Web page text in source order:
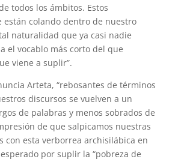
todos los ámbitos. Estos
están colando dentro de nuestro
naturalidad que ya casi nadie
el vocablo más corto del que
viene a suplir”.
Arteta, “rebosantes de términos
discursos se vuelven a un
de palabras y menos sobrados de
de que salpicamos nuestras
con esta verborrea archisilábica en
por suplir la “pobreza de